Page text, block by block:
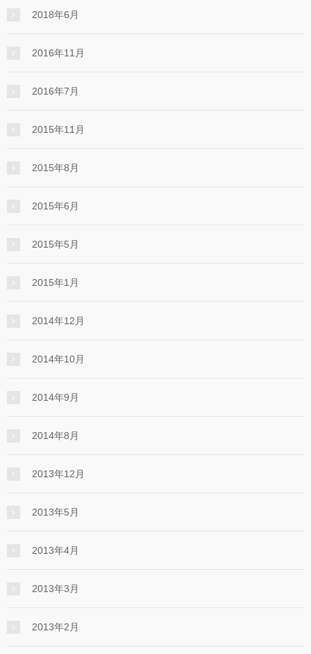
2018年6月
2016年11月
2016年7月
2015年11月
2015年8月
2015年6月
2015年5月
2015年1月
2014年12月
2014年10月
2014年9月
2014年8月
2013年12月
2013年5月
2013年4月
2013年3月
2013年2月